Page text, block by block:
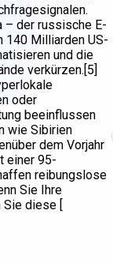
– der russische E-
140 Milliarden US-
und die
verkürzen.[5]
oder
beeinflussen
wie Sibirien
dem Vorjahr
einer 95-
reibungslose
Sie Ihre
diese [